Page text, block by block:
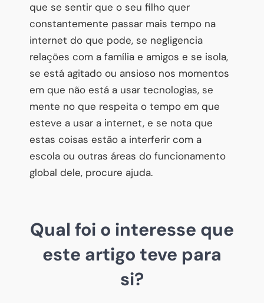
que se sentir que o seu filho quer
constantemente passar mais tempo na
internet do que pode, se negligencia
relações com a família e amigos e se isola,
se está agitado ou ansioso nos momentos
em que não está a usar tecnologias, se
mente no que respeita o tempo em que
esteve a usar a internet, e se nota que
estas coisas estão a interferir com a
escola ou outras áreas do funcionamento
global dele, procure ajuda.
Qual foi o interesse que
este artigo teve para
si?